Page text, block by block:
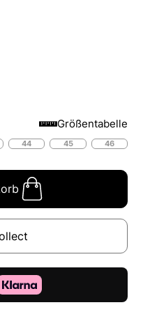
Größentabelle
44 45 46